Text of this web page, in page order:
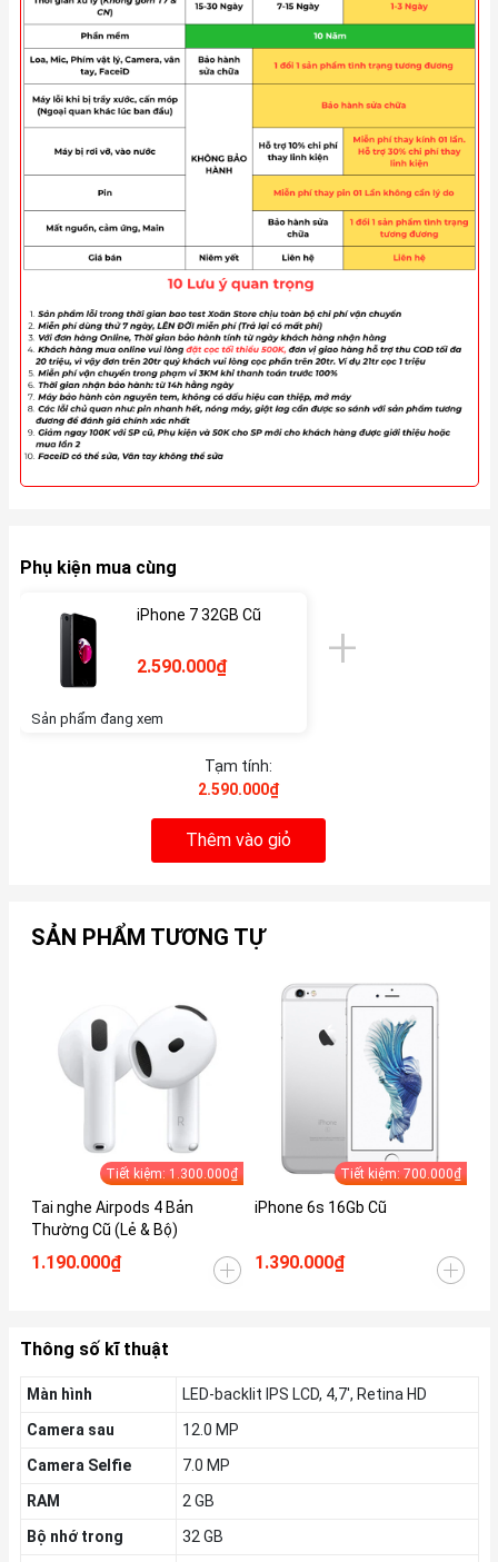
Phụ kiện mua cùng
iPhone 7 32GB Cũ
2.590.000₫
Sản phẩm đang xem
Tạm tính:
2.590.000₫
Thêm vào giỏ
SẢN PHẨM TƯƠNG TỰ
Tiết kiệm: 1.300.000₫
Tai nghe Airpods 4 Bản
Thường Cũ (Lẻ & Bộ)
1.190.000₫
Tiết kiệm: 700.000₫
iPhone 6s 16Gb Cũ
1.390.000₫
Thông số kĩ thuật
Màn hình
LED-backlit IPS LCD, 4,7', Retina HD
Camera sau
12.0 MP
Camera Selfie
7.0 MP
RAM
2 GB
Bộ nhớ trong
32 GB